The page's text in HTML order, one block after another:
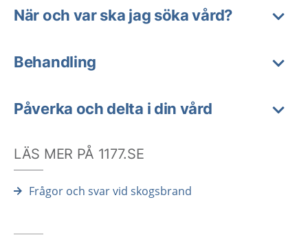
När och var ska jag söka vård?
Behandling
Påverka och delta i din vård
LÄS MER PÅ 1177.SE
Frågor och svar vid skogsbrand